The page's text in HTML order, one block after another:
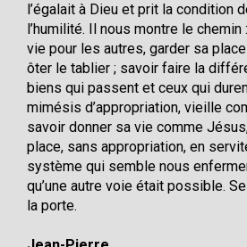
l’égalait à Dieu et prit la condition
l’humilité. Il nous montre le
vie pour les autres, garder sa
ôter le tablier ; savoir faire la
biens qui passent et ceux qui
mimésis d’appropriation, vieille
savoir donner sa vie comme
place, sans appropriation, en
système qui semble nous
qu’une autre voie était possible.
la porte.